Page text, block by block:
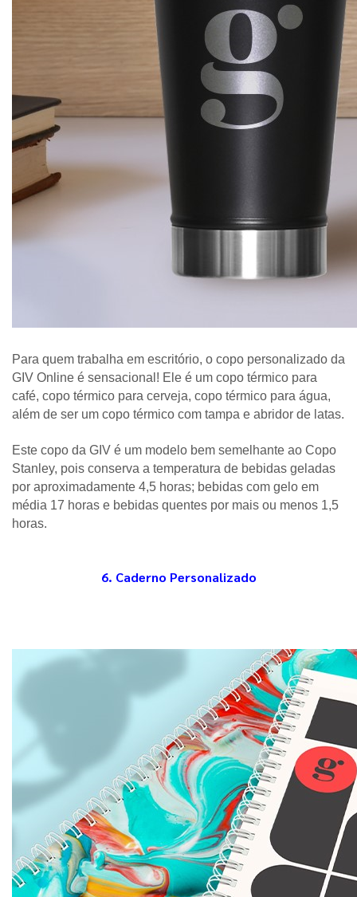
Para quem trabalha em escritório, o copo personalizado da
GIV Online é sensacional! Ele é um copo térmico para
café, copo térmico para cerveja, copo térmico para água,
além de ser um copo térmico com tampa e abridor de latas.
Este copo da GIV é um modelo bem semelhante ao Copo
Stanley, pois conserva a temperatura de bebidas geladas
por aproximadamente 4,5 horas; bebidas com gelo em
média 17 horas e bebidas quentes por mais ou menos 1,5
horas.
6. Caderno Personalizado